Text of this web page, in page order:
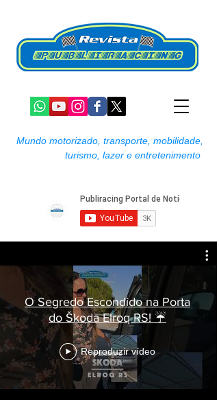
Mundo motorizado, transporte, mobilidade,
turismo, lazer e entretenimento
O Segredo Escondido na Porta
do Škoda Elroq RS! ☔
Reproduzir vídeo